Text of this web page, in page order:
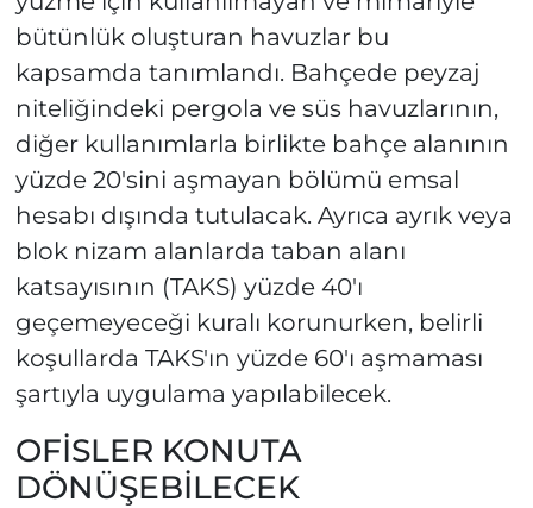
bütünlük oluşturan havuzlar bu
kapsamda tanımlandı. Bahçede peyzaj
niteliğindeki pergola ve süs havuzlarının,
diğer kullanımlarla birlikte bahçe alanının
yüzde 20'sini aşmayan bölümü emsal
hesabı dışında tutulacak. Ayrıca ayrık veya
blok nizam alanlarda taban alanı
katsayısının (TAKS) yüzde 40'ı
geçemeyeceği kuralı korunurken, belirli
koşullarda TAKS'ın yüzde 60'ı aşmaması
şartıyla uygulama yapılabilecek.
OFİSLER KONUTA
DÖNÜŞEBİLECEK